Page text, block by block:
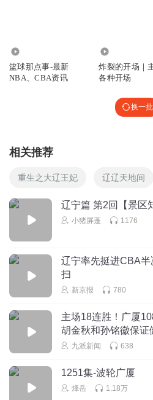
那对啊，许钟豪肯定得费两个
青青草原读书郎:
没得打 邵老师
回复
罗素的向日葵
大秋受伤时，我就想着总决赛
觉得本届CBA已经结束了。期
赛的赛风要好好整顿了，篮球
其实也是整个中国篮球人的饭
Jasonzjy回复 @罗素的向日葵: 大
撸铁狂
要是许钟豪如果在NBA这么打
篮球那点事-最新
NBA、CBA资讯
炸裂的开场｜
各种开场
换一批
相关推荐
重生之大辽王妃 辽辽天地间
辽宁篇 第2回【景区
小猪屏蓬 1176
辽宁率先挺进CBA
扫
新京报 780
主场18连胜！广厦
胡金秋和孙铭徽保证
九派新闻 638
1251集-波轮广厦
烽岳 1.18万